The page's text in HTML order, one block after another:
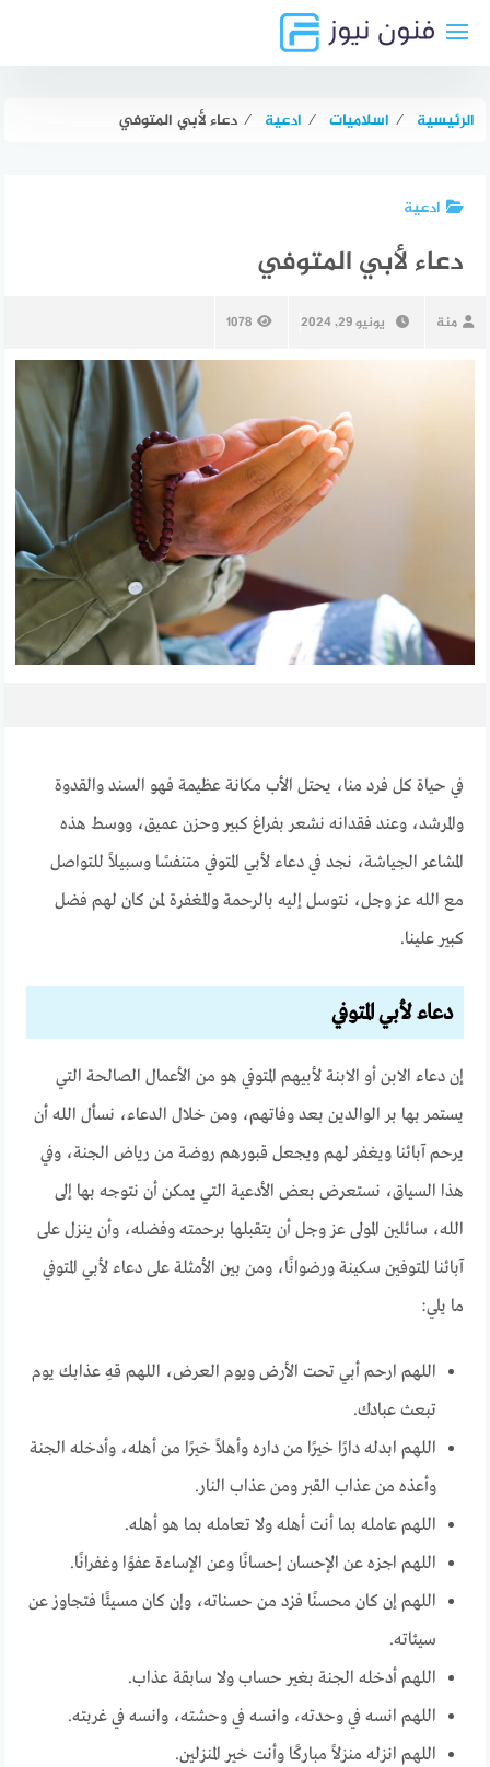
الرئيسية ⁄ اسلاميات ⁄ ادعية ⁄ دعاء لأبي المتوفي
ادعية
دعاء لأبي المتوفي
منة يونيو 29, 2024 1078
في حياة كل فرد منا، يحتل الأب مكانة عظيمة فهو السند والقدوة
والمرشد، وعند فقدانه نشعر بفراغ كبير وحزن عميق، ووسط هذه
المشاعر الجياشة، نجد في دعاء لأبي المتوفي متنفسًا وسبيلاً للتواصل
مع الله عز وجل، نتوسل إليه بالرحمة والمغفرة لمن كان لهم فضل
كبير علينا.
دعاء لأبي المتوفي
إن دعاء الابن أو الابنة لأبيهم المتوفي هو من الأعمال الصالحة التي
يستمر بها بر الوالدين بعد وفاتهم، ومن خلال الدعاء، نسأل الله أن
يرحم آبائنا ويغفر لهم ويجعل قبورهم روضة من رياض الجنة، وفي
هذا السياق، نستعرض بعض الأدعية التي يمكن أن نتوجه بها إلى
الله، سائلين المولى عز وجل أن يتقبلها برحمته وفضله، وأن ينزل على
آبائنا المتوفين سكينة ورضوانًا، ومن بين الأمثلة على دعاء لأبي المتوفي
ما يلي:
اللهم ارحم أبي تحت الأرض ويوم العرض، اللهم قهِ عذابك يوم
تبعث عبادك.
اللهم ابدله دارًا خيرًا من داره وأهلاً خيرًا من أهله، وأدخله الجنة
وأعذه من عذاب القبر ومن عذاب النار.
اللهم عامله بما أنت أهله ولا تعامله بما هو أهله.
اللهم اجزه عن الإحسان إحسانًا وعن الإساءة عفوًا وغفرانًا.
اللهم إن كان محسنًا فزد من حسناته، وإن كان مسيئًا فتجاوز عن
سيئاته.
اللهم أدخله الجنة بغير حساب ولا سابقة عذاب.
اللهم انسه في وحدته، وانسه في وحشته، وانسه في غربته.
اللهم انزله منزلاً مباركًا وأنت خير المنزلين.